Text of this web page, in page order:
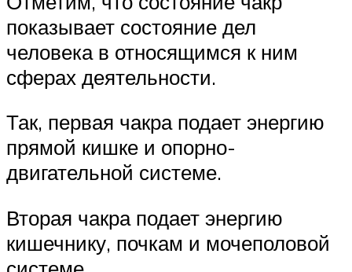
показывает состояние дел
человека в относящимся к ним
сферах деятельности.
Так, первая чакра подает энергию
прямой кишке и опорно-
двигательной системе.
Вторая чакра подает энергию
кишечнику, почкам и мочеполовой